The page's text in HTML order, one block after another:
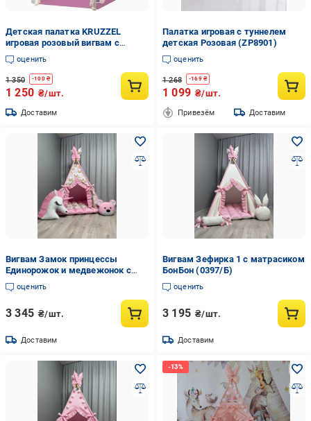
Детская палатка KRUZZEL
игровая розовый вигвам с
шариками розовый
оценить
1 350 -100₴
1 250 ₴/шт.
Доставим
Палатка игровая с туннелем
детская Розовая (ZP8901)
оценить
1 268 -169₴
1 099 ₴/шт.
Привезём Доставим
Вигвам Замок принцессы
Единорожок и медвежонок с
матрасом БонБон подушками
(0883/Б)
оценить
3 345 ₴/шт.
Доставим
Вигвам Зефирка 1 с матрасиком
БонБон (0397/Б)
оценить
3 195 ₴/шт.
Доставим